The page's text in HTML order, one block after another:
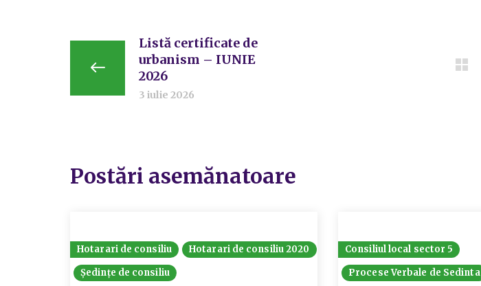
Listă certificate de
urbanism – IUNIE
2026
3 iulie 2026
Postări asemănatoare
Hotarari de consiliu
Hotarari de consiliu 2020
Ședințe de consiliu
Consiliul local sector 5
Procese Verbale de Sedinta